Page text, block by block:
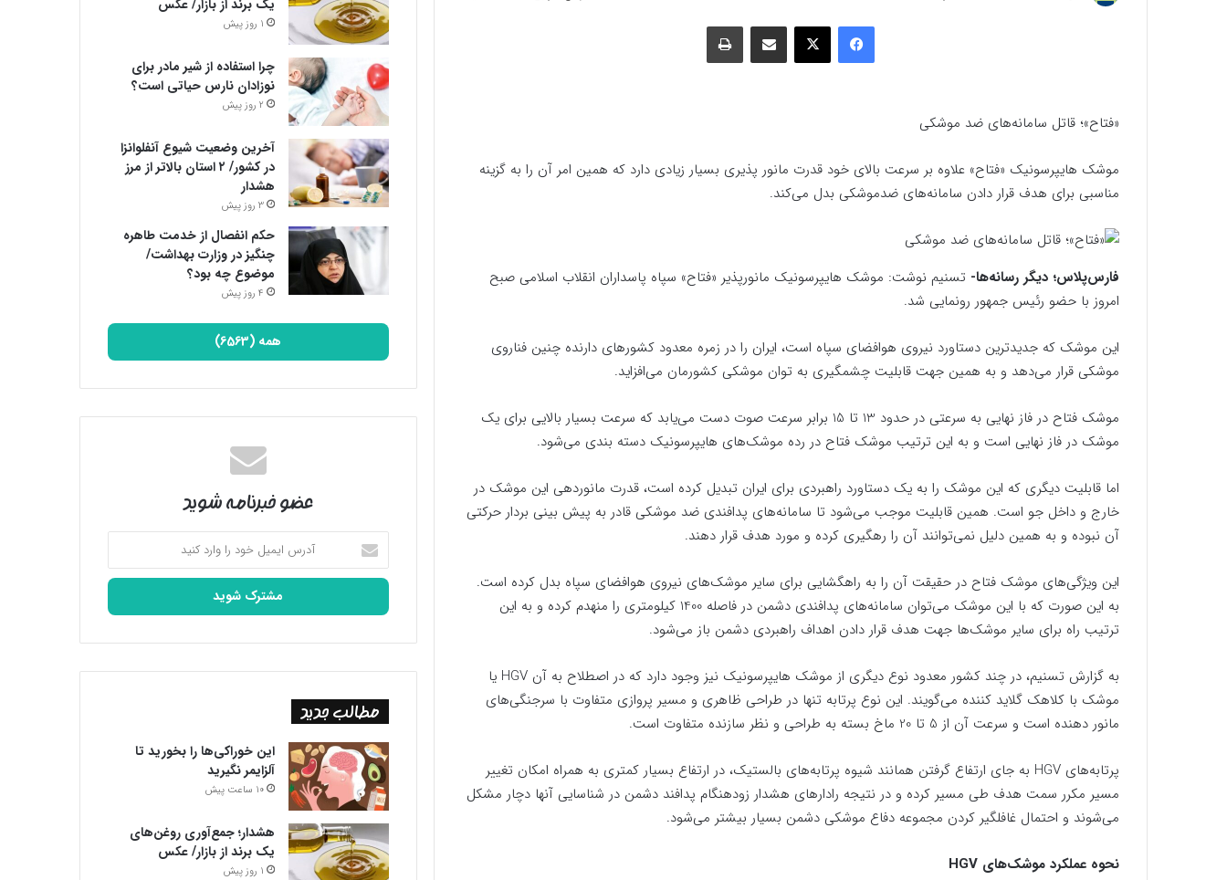
فیسبوک ایکس اشتراک گذاری با ایمیل چاپ
«فتاح»؛ قاتل سامانه‌های ضد موشکی
موشک هایپرسونیک «فتاح» علاوه بر سرعت بالای خود قدرت مانور پذیری بسیار زیادی دارد که همین امر آن را به گزینه
مناسبی برای هدف قرار دادن سامانه‌های ضدموشکی بدل می‌کند.
فارس‌پلاس؛ دیگر رسانه‌ها- تسنیم نوشت: موشک هایپرسونیک مانورپذیر «فتاح» سپاه پاسداران انقلاب اسلامی صبح
امروز با حضو رئیس جمهور رونمایی شد.
این موشک که جدیدترین دستاورد نیروی هوافضای سپاه است،‌ ایران را در زمره معدود کشورهای دارنده چنین فناروی
موشکی قرار می‌دهد و به همین جهت قابلیت چشمگیری به توان موشکی کشورمان می‌افزاید.
موشک فتاح در فاز نهایی به سرعتی در حدود 13 تا 15 برابر سرعت صوت دست می‌یابد که سرعت بسیار بالایی برای یک
موشک در فاز نهایی است و به این ترتیب موشک فتاح در رده موشک‌های هایپرسونیک دسته بندی می‌شود.
اما قابلیت دیگری که این موشک را به یک دستاورد راهبردی برای ایران تبدیل کرده است، قدرت مانوردهی این موشک در
خارج و داخل جو است. همین قابلیت موجب می‌شود تا سامانه‌‌های پدافندی ضد موشکی قادر به پیش بینی بردار حرکتی
آن نبوده و به همین دلیل نمی‌توانند آن را رهگیری کرده و مورد هدف قرار دهند.
این ویژگی‌های موشک فتاح در حقیقت آن را به راهگشایی برای سایر موشک‌های نیروی هوافضای سپاه بدل کرده است.
به این صورت که با این موشک می‌توان سامانه‌های پدافندی دشمن در فاصله 1400 کیلومتری را منهدم کرده و به این
ترتیب راه برای سایر موشک‌ها جهت هدف قرار دادن اهداف راهبردی دشمن باز می‌شود.
به گزارش تسنیم، در چند کشور معدود نوع دیگری از موشک هایپرسونیک نیز وجود دارد که در اصطلاح به آن HGV یا
موشک با کلاهک گلاید کننده می‌گویند. این نوع پرتابه تنها در طراحی ظاهری و مسیر پروازی متفاوت با سرجنگی‌های
مانور دهنده است و سرعت آن از 5 تا 20 ماخ بسته به طراحی و نظر سازنده متفاوت است.
پرتابه‌های HGV به جای ارتفاع گرفتن همانند شیوه پرتابه‌های بالستیک، در ارتفاع بسیار کمتری به همراه امکان تغییر
مسیر مکرر سمت هدف طی مسیر کرده و در نتیجه رادارهای هشدار زودهنگام پدافند دشمن در شناسایی آنها دچار مشکل
می‌شوند و احتمال غافلگیر کردن مجموعه دفاع موشکی دشمن بسیار بیشتر می‌شود.
نحوه عملکرد موشک‌های HGV
یک برند از بازار/ عکس
1 روز پیش
چرا استفاده از شیر مادر برای
نوزادان نارس حیاتی است؟
2 روز پیش
آخرین وضعیت شیوع آنفلوانزا
در کشور/ ۲ استان بالاتر از مرز
هشدار
3 روز پیش
حکم انفصال از خدمت طاهره
چنگیز در وزارت بهداشت/
موضوع چه بود؟
4 روز پیش
همه (6563)
عضو خبرنامه شوید
آدرس
ایمیل
خود
وارد
مطالب جدید
این خوراکی‌ها را بخورید تا
آلزایمر نگیرید
10 ساعت پیش
هشدار؛ جمع‌آوری روغن‌های
یک برند از بازار/ عکس
1 روز پیش